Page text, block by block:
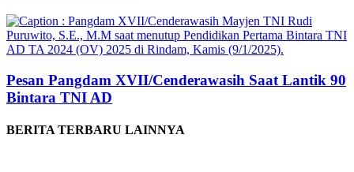
Pesan Pangdam XVII/Cenderawasih Saat Lantik 90
Bintara TNI AD
BERITA TERBARU LAINNYA